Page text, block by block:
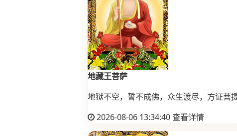
地藏王菩萨
地狱不空，誓不成佛，众生渡尽，方证菩
2026-08-06 13:34:40查看详情